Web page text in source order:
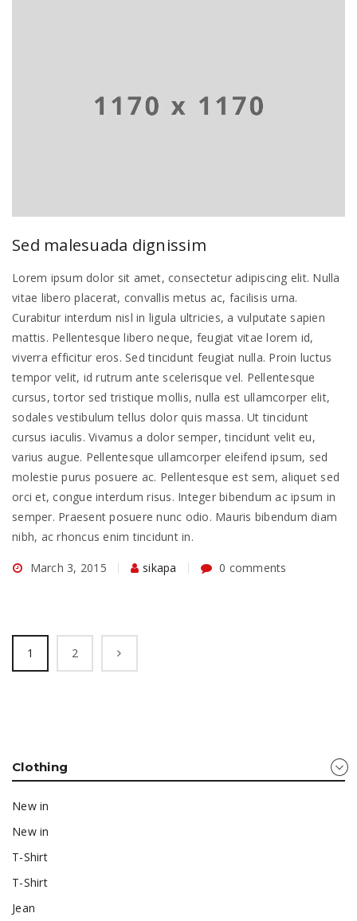
Sed malesuada dignissim
Lorem ipsum dolor sit amet, consectetur adipiscing elit. Nulla
vitae libero placerat, convallis metus ac, facilisis urna.
Curabitur interdum nisl in ligula ultricies, a vulputate sapien
mattis. Pellentesque libero neque, feugiat vitae lorem id,
viverra efficitur eros. Sed tincidunt feugiat nulla. Proin luctus
tempor velit, id rutrum ante scelerisque vel. Pellentesque
cursus, tortor sed tristique mollis, nulla est ullamcorper elit,
sodales vestibulum tellus dolor quis massa. Ut tincidunt
cursus iaculis. Vivamus a dolor semper, tincidunt velit eu,
varius augue. Pellentesque ullamcorper eleifend ipsum, sed
molestie purus posuere ac. Pellentesque est sem, aliquet sed
orci et, congue interdum risus. Integer bibendum ac ipsum in
semper. Praesent posuere nunc odio. Mauris bibendum diam
nibh, ac rhoncus enim tincidunt in.
March 3, 2015 sikapa 0 comments
1 2
Clothing
New in
New in
T-Shirt
T-Shirt
Jean